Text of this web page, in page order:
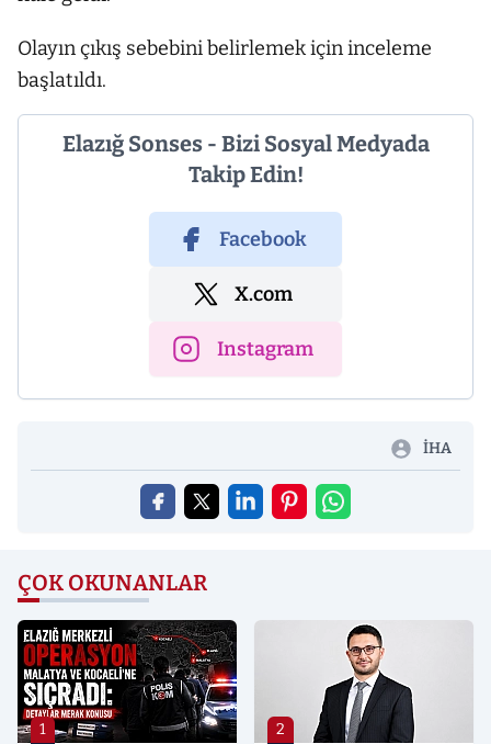
Olayın çıkış sebebini belirlemek için inceleme
başlatıldı.
Elazığ Sonses - Bizi Sosyal Medyada
Takip Edin!
Facebook
X.com
Instagram
İHA
ÇOK OKUNANLAR
1 2